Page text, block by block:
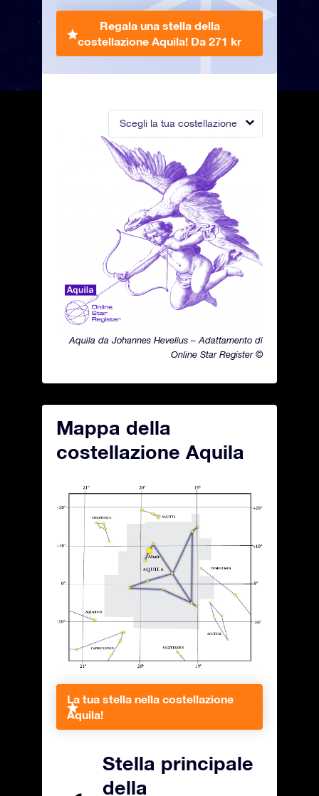
Scegli la tua costellazione
Aquila da Johannes Hevelius – Adattamento di
Online Star Register ©
Regala una stella della
costellazione Aquila! Da 271 kr
Mappa della
costellazione Aquila
La tua stella nella costellazione
Aquila!
Stella principale
della